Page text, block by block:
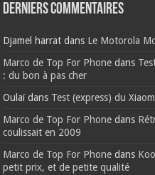
Derniers commentaires
Djamel harrat dans Le Motorola
Marco de Top For Phone dans
: du bon à pas cher
Oulaïdans Test (express) du
Marco de Top For Phone dans
coulissait en 2009
Marco de Top For Phone dans
petit prix, et de petite qualité